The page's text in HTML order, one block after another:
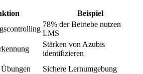
Beispiel
78% der Betriebe nutzen
LMS
Stärken von Azubis
identifizieren
Sichere Lernumgebung